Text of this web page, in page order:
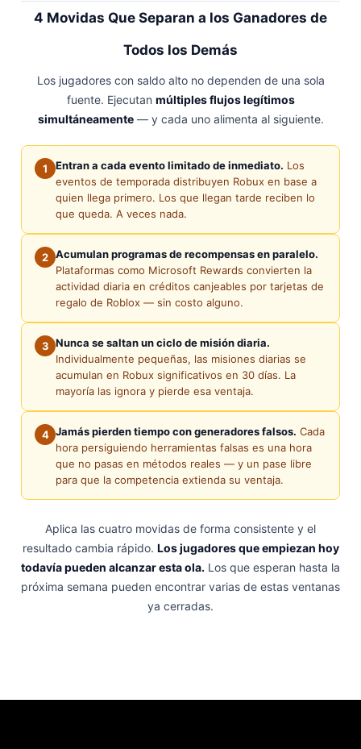
4 Movidas Que Separan a los Ganadores de
Todos los Demás
Los jugadores con saldo alto no dependen de una sola
fuente. Ejecutan múltiples flujos legítimos
simultáneamente— y cada uno alimenta al siguiente.
1 Entran a cada evento limitado de inmediato. Los
eventos de temporada distribuyen Robux en base a
quien llega primero. Los que llegan tarde reciben lo
que queda. A veces nada.
2 Acumulan programas de recompensas en paralelo.
Plataformas como Microsoft Rewards convierten la
actividad diaria en créditos canjeables por tarjetas de
regalo de Roblox — sin costo alguno.
3 Nunca se saltan un ciclo de misión diaria.
Individualmente pequeñas, las misiones diarias se
acumulan en Robux significativos en 30 días. La
mayoría las ignora y pierde esa ventaja.
4 Jamás pierden tiempo con generadores falsos. Cada
hora persiguiendo herramientas falsas es una hora
que no pasas en métodos reales — y un pase libre
para que la competencia extienda su ventaja.
Aplica las cuatro movidas de forma consistente y el
resultado cambia rápido. Los jugadores que empiezan hoy
todavía pueden alcanzar esta ola. Los que esperan hasta la
próxima semana pueden encontrar varias de estas ventanas
ya cerradas.